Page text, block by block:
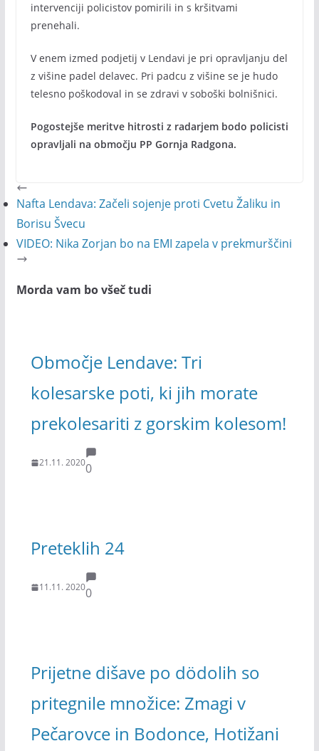
intervenciji policistov pomirili in s kršitvami
prenehali.
V enem izmed podjetij v Lendavi je pri opravljanju del
z višine padel delavec. Pri padcu z višine se je hudo
telesno poškodoval in se zdravi v soboški bolnišnici.
Pogostejše meritve hitrosti z radarjem bodo policisti
opravljali na območju PP Gornja Radgona.
Nafta Lendava: Začeli sojenje proti Cvetu Žaliku in
Borisu Švecu
VIDEO: Nika Zorjan bo na EMI zapela v prekmurščini
Morda vam bo všeč tudi
Območje Lendave: Tri
kolesarske poti, ki jih morate
prekolesariti z gorskim kolesom!
21.11. 20200
Preteklih 24
11.11. 20200
Prijetne dišave po dödolih so
pritegnile množice: Zmagi v
Pečarovce in Bodonce, Hotižani